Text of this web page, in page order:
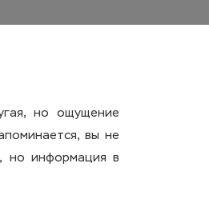
но ощущение
вы не
но информация в